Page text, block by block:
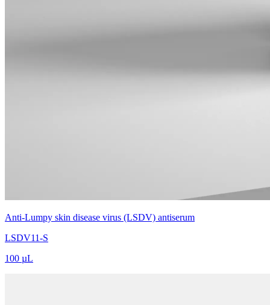
Anti-Lumpy skin disease virus (LSDV) antiserum
LSDV11-S
100 µL